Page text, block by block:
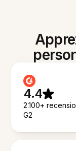
4.4
2.100+
G2